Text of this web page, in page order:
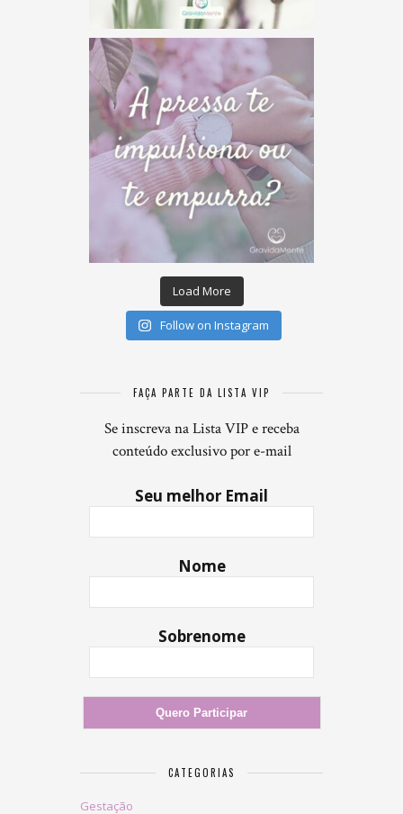
Load More
Follow on Instagram
FAÇA PARTE DA LISTA VIP
Se inscreva na Lista VIP e receba
conteúdo exclusivo por e-mail
Seu melhor Email
Nome
Sobrenome
CATEGORIAS
Gestação